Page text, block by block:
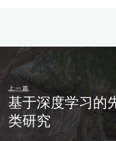
上一篇
基于深度学习的
类研究